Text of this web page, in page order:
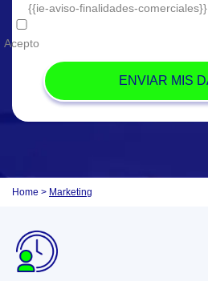
{{ie-aviso-finalidades-comerciales}}
Acepto
Home > Marketing